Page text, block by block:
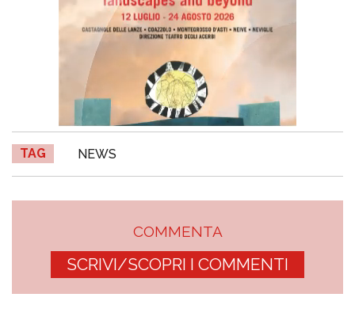
TAG NEWS
COMMENTA
SCRIVI/SCOPRI I COMMENTI